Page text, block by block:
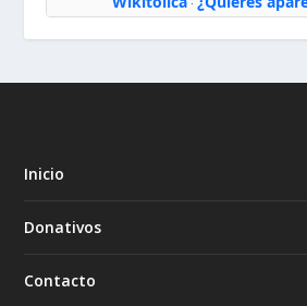
Inicio
Donativos
Contacto